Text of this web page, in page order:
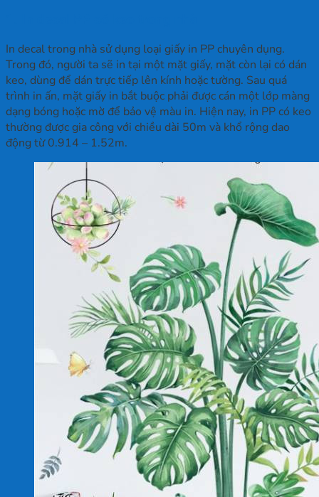
In decal trong nhà sử dụng loại giấy in PP chuyên dụng.
Trong đó, người ta sẽ in tại một mặt giấy, mặt còn lại có dán
keo, dùng để dán trực tiếp lên kính hoặc tường. Sau quá
trình in ấn, mặt giấy in bắt buộc phải được cán một lớp màng
dạng bóng hoặc mờ để bảo vệ màu in. Hiện nay, in PP có keo
thường được gia công với chiều dài 50m và khổ rộng dao
động từ 0.914 – 1.52m.